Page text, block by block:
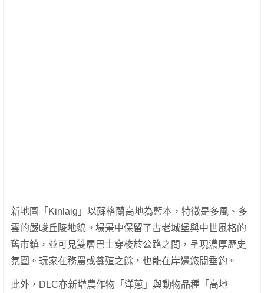
新地圖「Kinlaig」以蘇格蘭高地為藍本，特徵是多風、多
雲的嚴峻丘陵地貌。場景中保留了古老城堡與中世風格的
舊市鎮，並可見雙層巴士穿梭於公路之間，呈現濃厚歷史
氛圍。玩家在務農或養殖之餘，也能在岸邊悠閒垂釣。
此外，DLC亦新增農作物「洋蔥」與動物品種「高地